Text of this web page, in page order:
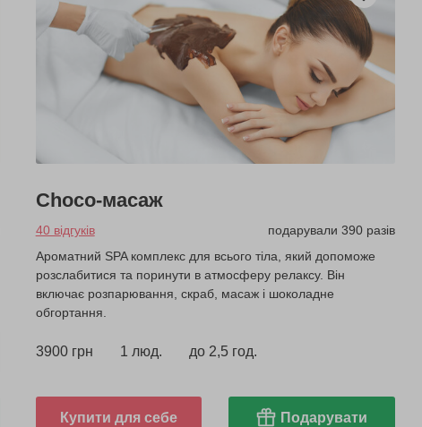
Choco-масаж
40 відгуків
подарували 390 разів
Ароматний SPA комплекс для всього тіла, який допоможе
розслабитися та поринути в атмосферу релаксу. Він
включає розпарювання, скраб, масаж і шоколадне
обгортання.
3900 грн 1 люд. до 2,5 год.
Купити для себе Подарувати